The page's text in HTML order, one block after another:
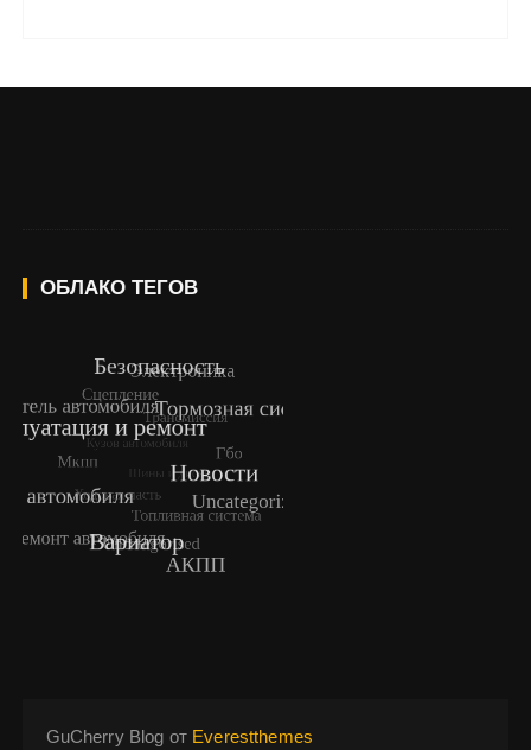
ОБЛАКО ТЕГОВ
GuCherry Blog от Everestthemes